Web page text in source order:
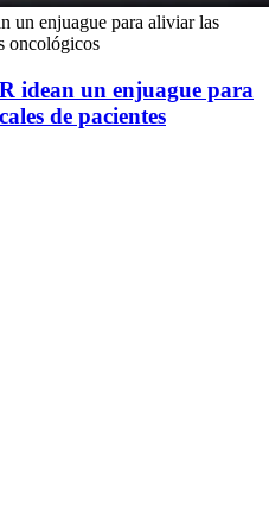
un enjuague para aliviar las
oncológicos
idean un enjuague para
de pacientes